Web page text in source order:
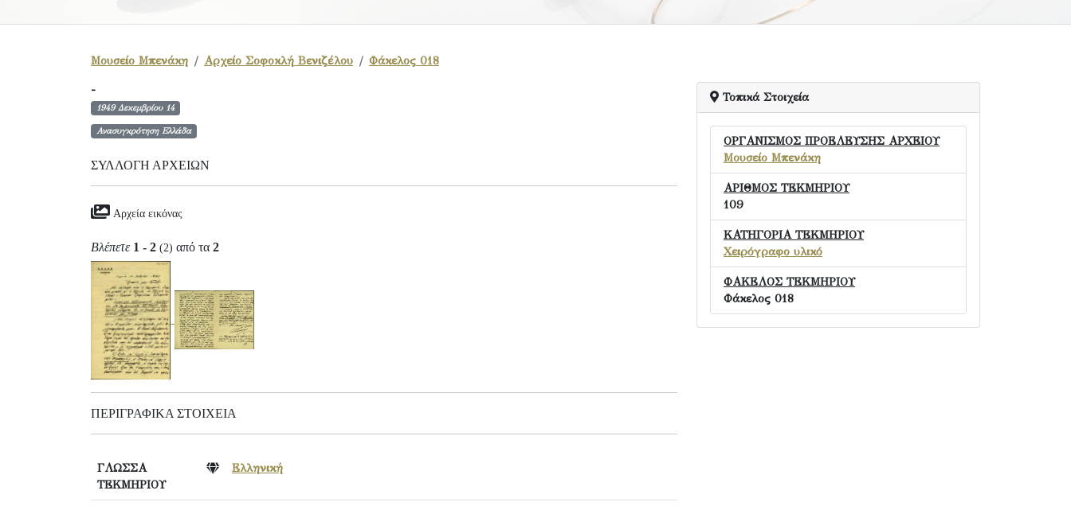
Μουσείο Μπενάκη Αρχείο Σοφοκλή Βενιζέλου Φάκελος 018
-
1949 Δεκεμβρίου 14
Ανασυγκρότηση Ελλάδα
ΣΥΛΛΟΓΉ ΑΡΧΕΊΩΝ
Αρχεία εικόνας
Βλέπετε 1 - 2 (2) από τα 2
ΠΕΡΙΓΡΑΦΙΚΆ ΣΤΟΙΧΕΊΑ
ΓΛΩΣΣΑ
ΤΕΚΜΗΡΙΟΥ
Ελληνική
Τοπικά Στοιχεία
ΟΡΓΑΝΙΣΜΟΣ ΠΡΟΕΛΕΥΣΗΣ ΑΡΧΕΙΟΥ
Μουσείο Μπενάκη
ΑΡΙΘΜΟΣ ΤΕΚΜΗΡΙΟΥ
109
ΚΑΤΗΓΟΡΙΑ ΤΕΚΜΗΡΙΟΥ
Χειρόγραφο υλικό
ΦΑΚΕΛΟΣ ΤΕΚΜΗΡΙΟΥ
Φάκελος 018